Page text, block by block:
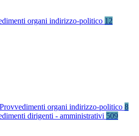
organi indirizzo-politico 12
Provvedimenti organi indirizzo-politico 8
dirigenti - amministrativi 509